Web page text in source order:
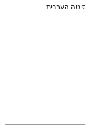
העברית